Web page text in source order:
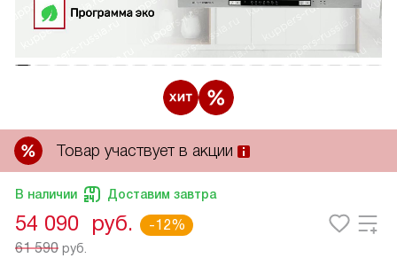
Товар участвует в акции
В наличии Доставим завтра
54 090 руб.
-12%
61 590 руб.